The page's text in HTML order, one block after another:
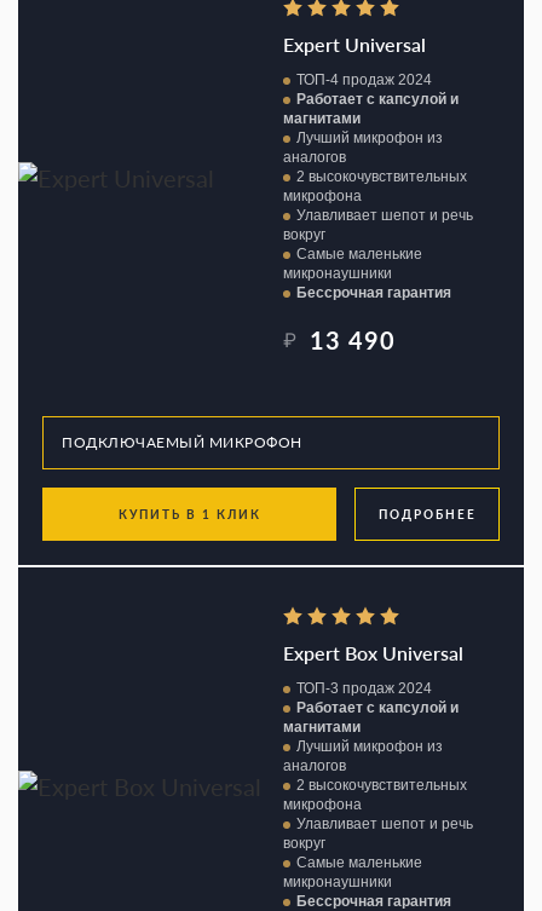
Expert Universal
ТОП-4 продаж 2024
Работает с капсулой и
магнитами
Лучший микрофон из
аналогов
2 высокочувствительных
микрофона
Улавливает шепот и речь
вокруг
Самые маленькие
микронаушники
Бессрочная гарантия
₽ 13 490
КУПИТЬ В 1 КЛИК ПОДРОБНЕЕ
Expert Box Universal
ТОП-3 продаж 2024
Работает с капсулой и
магнитами
Лучший микрофон из
аналогов
2 высокочувствительных
микрофона
Улавливает шепот и речь
вокруг
Самые маленькие
микронаушники
Бессрочная гарантия